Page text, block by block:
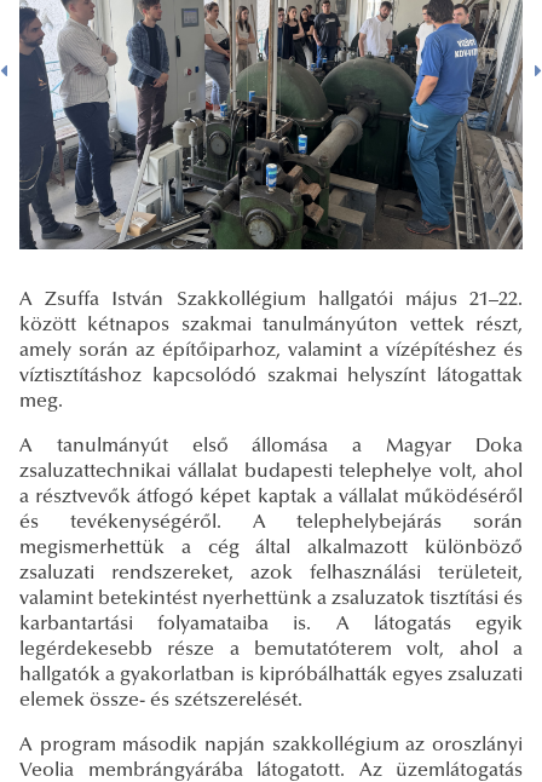
A Zsuffa István Szakkollégium hallgatói május 21–22.
között kétnapos szakmai tanulmányúton vettek részt,
amely során az építőiparhoz, valamint a vízépítéshez és
víztisztításhoz kapcsolódó szakmai helyszínt látogattak
meg.
A tanulmányút első állomása a Magyar Doka
zsaluzattechnikai vállalat budapesti telephelye volt, ahol
a résztvevők átfogó képet kaptak a vállalat működéséről
és tevékenységéről. A telephelybejárás során
megismerhettük a cég által alkalmazott különböző
zsaluzati rendszereket, azok felhasználási területeit,
valamint betekintést nyerhettünk a zsaluzatok tisztítási és
karbantartási folyamataiba is. A látogatás egyik
legérdekesebb része a bemutatóterem volt, ahol a
hallgatók a gyakorlatban is kipróbálhatták egyes zsaluzati
elemek össze- és szétszerelését.
A program második napján szakkollégium az oroszlányi
Veolia membrángyárába látogatott. Az üzemlátogatás